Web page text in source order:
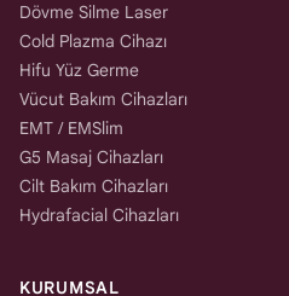
Dövme Silme Laser
Cold Plazma Cihazı
Hifu Yüz Germe
Vücut Bakım Cihazları
EMT / EMSlim
G5 Masaj Cihazları
Cilt Bakım Cihazları
Hydrafacial Cihazları
KURUMSAL